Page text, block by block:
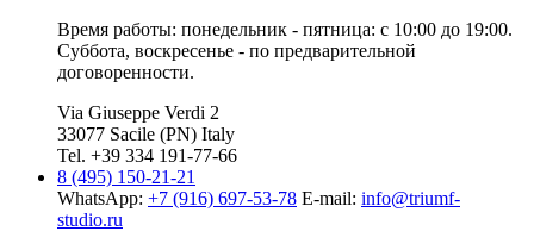
Время работы: понедельник - пятница: с 10:00 до 19:00.
Суббота, воскресенье - по предварительной
договоренности.
Via Giuseppe Verdi 2
33077 Sacile (PN) Italy
Tel. +39 334 191-77-66
8 (495) 150-21-21
WhatsApp: +7 (916) 697-53-78 E-mail: info@triumf-
studio.ru